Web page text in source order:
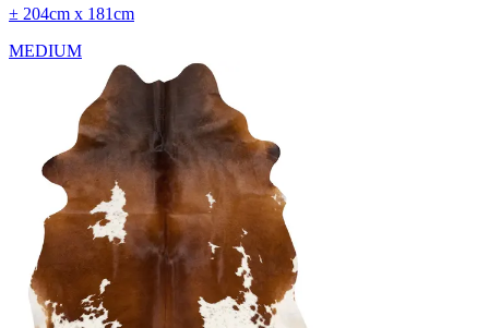
± 204cm x 181cm
MEDIUM